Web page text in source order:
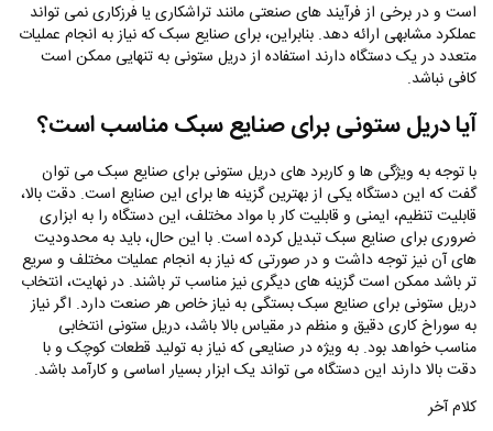
است و در برخی از فرآیند های صنعتی مانند تراشکاری یا فرزکاری نمی‌ تواند
عملکرد مشابهی ارائه دهد. بنابراین، برای صنایع سبک که نیاز به انجام عملیات
متعدد در یک دستگاه دارند استفاده از دریل ستونی به‌ تنهایی ممکن است
کافی نباشد.
آیا دریل ستونی برای صنایع سبک مناسب است؟
با توجه به ویژگی‌ ها و کاربرد های دریل ستونی برای صنایع سبک می‌ توان
گفت که این دستگاه یکی از بهترین گزینه‌ ها برای این صنایع است. دقت بالا،
قابلیت تنظیم، ایمنی و قابلیت کار با مواد مختلف، این دستگاه را به ابزاری
ضروری برای صنایع سبک تبدیل کرده است. با این حال، باید به محدودیت‌
های آن نیز توجه داشت و در صورتی که نیاز به انجام عملیات مختلف و سریع‌
تر باشد ممکن است گزینه‌ های دیگری نیز مناسب‌ تر باشند. در نهایت، انتخاب
دریل ستونی برای صنایع سبک بستگی به نیاز خاص هر صنعت دارد. اگر نیاز
به سوراخ کاری دقیق و منظم در مقیاس بالا باشد، دریل ستونی انتخابی
مناسب خواهد بود. به‌ ویژه در صنایعی که نیاز به تولید قطعات کوچک و با
دقت بالا دارند این دستگاه می‌ تواند یک ابزار بسیار اساسی و کارآمد باشد.
کلام آخر